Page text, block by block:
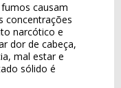
causam
concentrações
narcótico e
dor de cabeça,
mal estar e
sólido é